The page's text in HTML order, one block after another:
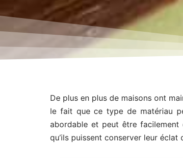
De plus en plus de maisons ont
le fait que ce type de matériau
abordable et peut être facilement
qu’ils puissent conserver leur éclat